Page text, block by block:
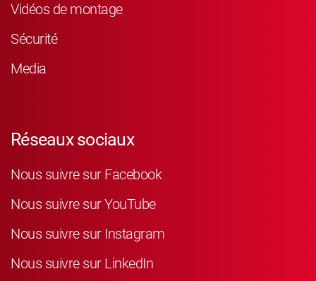
Vidéos de montage
Sécurité
Media
Réseaux sociaux
Nous suivre sur Facebook
Nous suivre sur YouTube
Nous suivre sur Instagram
Nous suivre sur LinkedIn